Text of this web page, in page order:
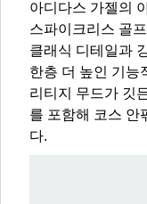
아디다스 가젤의
스파이크리스 골
클래식 디테일과
한층 더 높인 기능
리티지 무드가 깃
를 포함해 코스 안
다.